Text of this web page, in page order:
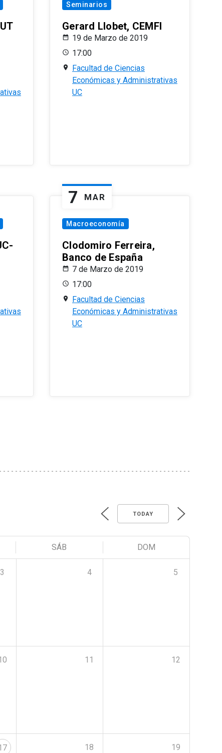
Seminarios
Gerard Llobet, CEMFI
19 de Marzo de 2019
17:00
Facultad de Ciencias
Económicas y Administrativas
UC
7 MAR
Macroeconomía
Clodomiro Ferreira,
Banco de España
7 de Marzo de 2019
17:00
Facultad de Ciencias
Económicas y Administrativas
UC
TODAY
SÁB DOM
3 4 5
11 12
18 19